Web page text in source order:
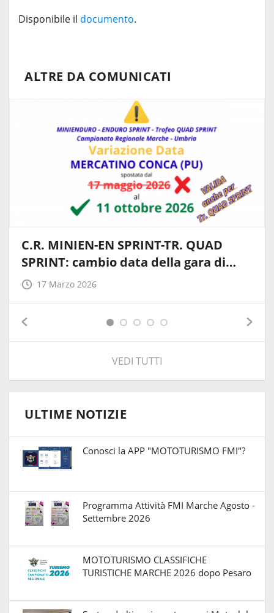
Disponibile il documento.
ALTRE DA COMUNICATI
C.R. MINIEN-EN SPRINT-TR. QUAD
SPRINT: cambio data della gara di…
17 Marzo 2026
VEDI TUTTI
ULTIME NOTIZIE
Conosci la APP "MOTOTURISMO FMI"?
Programma Attività FMI Marche Agosto -
Settembre 2026
MOTOTURISMO CLASSIFICHE
TURISTICHE MARCHE 2026 dopo Pesaro